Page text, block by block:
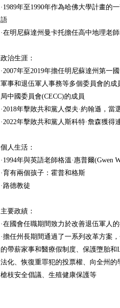
·1989年至1990年作為哈佛大學計畫的
語
·在明尼蘇達州曼卡托擔任高中地理老
政治生涯：
·2007年至2019年擔任明尼蘇達州第一
軍事和退伍軍人事務等多個委員會的
局中國委員會(CECC)的成員
·2018年擊敗共和黨人傑夫·約翰遜，當
·2022年擊敗共和黨人斯科特·詹森獲得
個人生活：
·1994年與英語老師格溫·惠普爾(Gwen
·育有兩個孩子：霍普和格斯
·路德教徒
主要政績：
·在國會任職期間致力於改善退伍軍人
·擔任州長期間通過了一系列改革方案
的帶薪家事和醫療假制度、保護墮胎
法化、恢復重罪犯的投票權、向全州
槍枝安全倡議、生殖健康保護等